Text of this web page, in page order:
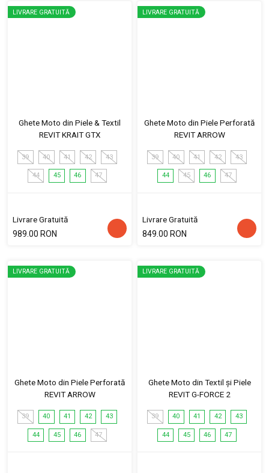
LIVRARE GRATUITĂ
Ghete Moto din Piele & Textil
REVIT KRAIT GTX
39 40 41 42 43
44 45 46 47
Livrare Gratuită
989.00 RON
LIVRARE GRATUITĂ
Ghete Moto din Piele Perforată
REVIT ARROW
39 40 41 42 43
44 45 46 47
Livrare Gratuită
849.00 RON
LIVRARE GRATUITĂ
Ghete Moto din Piele Perforată
REVIT ARROW
39 40 41 42 43
44 45 46 47
LIVRARE GRATUITĂ
Ghete Moto din Textil și Piele
REVIT G-FORCE 2
39 40 41 42 43
44 45 46 47